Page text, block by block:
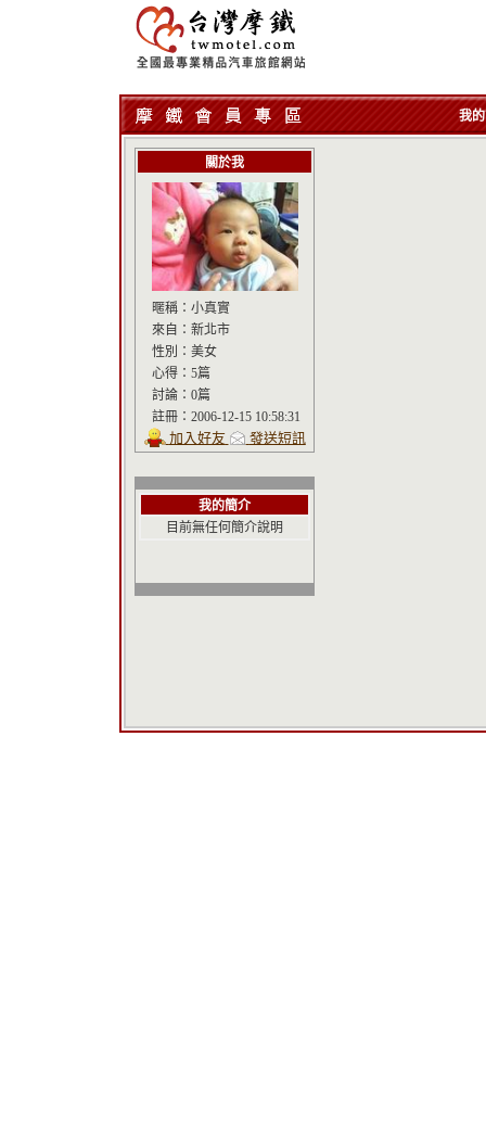
我
關於我
暱稱： 小真實
來自： 新北市
性別： 美女
心得： 5篇
討論： 0篇
註冊： 2006-12-15 10:58:31
加入好友 發送短訊
我的簡介
目前無任何簡介說明